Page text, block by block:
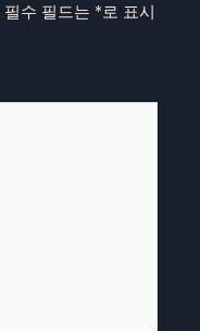
필수 필드는 *로 표시